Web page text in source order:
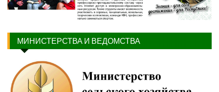
МИНИСТЕРСТВА И ВЕДОМСТВА